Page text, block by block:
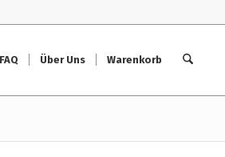
FAQ Über Uns Warenkorb